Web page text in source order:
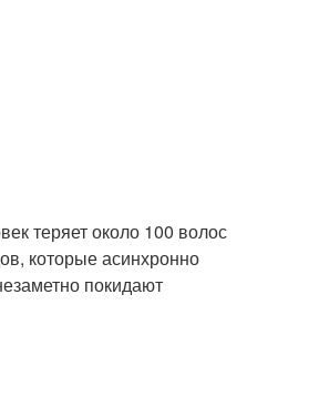
теряет около 100 волос
которые асинхронно
покидают